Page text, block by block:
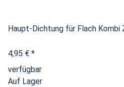
Haupt-Dichtung für Flach
4,95 € *
verfügbar
Auf Lager